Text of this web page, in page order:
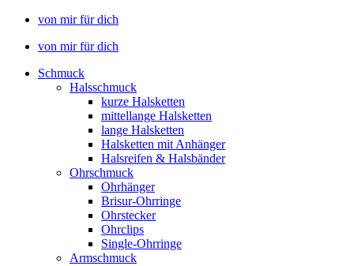
von mir für dich
von mir für dich
Schmuck
Halsschmuck
kurze Halsketten
mittellange Halsketten
lange Halsketten
Halsketten mit Anhänger
Halsreifen & Halsbänder
Ohrschmuck
Ohrhänger
Brisur-Ohrringe
Ohrstecker
Ohrclips
Single-Ohrringe
Armschmuck